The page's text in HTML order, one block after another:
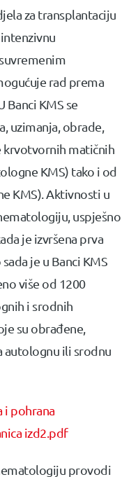
za transplantaciju
rad prema
Banci KMS se
uzimanja, obrade,
krvotvornih matičnih
KMS) tako i od
KMS). Aktivnosti u
uspješno
je izvršena prva
je u Banci KMS
više od 1200
i srodnih
su obrađene,
autolognu ili srodnu
i pohrana
izd2.pdf
provodi